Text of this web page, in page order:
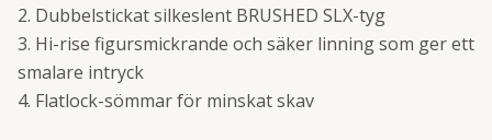
2. Dubbelstickat silkeslent BRUSHED SLX-tyg
3. Hi-rise figursmickrande och säker linning som ger ett
smalare intryck
4. Flatlock-sömmar för minskat skav